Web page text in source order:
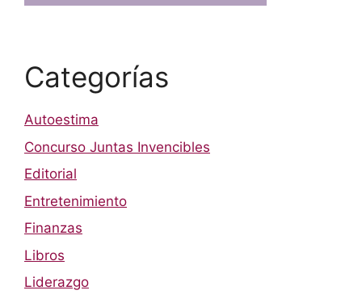
Categorías
Autoestima
Concurso Juntas Invencibles
Editorial
Entretenimiento
Finanzas
Libros
Liderazgo